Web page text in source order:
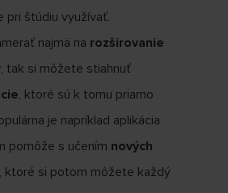
pri štúdiu využívať.
najmä na rozširovanie
, tak si môžete stiahnuť
, ktoré sú k tomu priamo
je napríklad aplikácia
pomôže s učením nových
, ktoré si potom môžete každý